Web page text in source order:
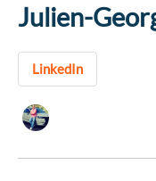
Julien-
LinkedIn